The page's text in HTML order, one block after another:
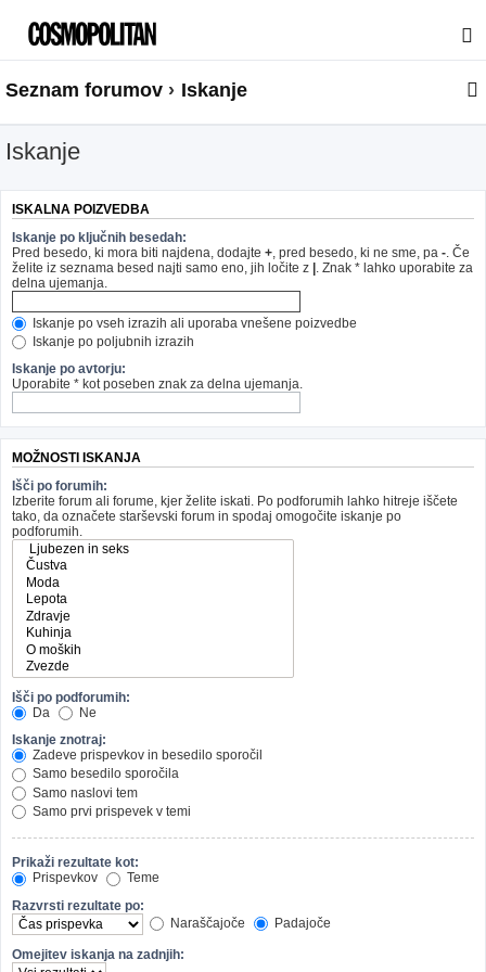
Seznam forumov Iskanje
Iskanje
ISKALNA POIZVEDBA
Iskanje po ključnih besedah:
Pred besedo, ki mora biti najdena, dodajte + , pred besedo, ki ne sme, pa - . Če
želite iz seznama besed najti samo eno, jih ločite z | . Znak * lahko uporabite za
delna ujemanja.
Iskanje po vseh izrazih ali uporaba vnešene poizvedbe
Iskanje po poljubnih izrazih
Iskanje po avtorju:
Uporabite * kot poseben znak za delna ujemanja.
MOŽNOSTI ISKANJA
Išči po forumih:
Izberite forum ali forume, kjer želite iskati. Po podforumih lahko hitreje iščete
tako, da označete starševski forum in spodaj omogočite iskanje po
podforumih.
Išči po podforumih:
Da
Ne
Iskanje znotraj:
Zadeve prispevkov in besedilo sporočil
Samo besedilo sporočila
Samo naslovi tem
Samo prvi prispevek v temi
Prikaži rezultate kot:
Prispevkov
Teme
Razvrsti rezultate po:
Naraščajoče
Padajoče
Omejitev iskanja na zadnjih: